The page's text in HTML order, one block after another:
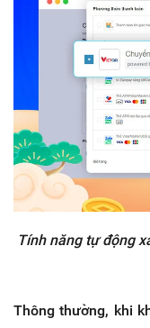
Tính năng tự động
Thông thường, khi